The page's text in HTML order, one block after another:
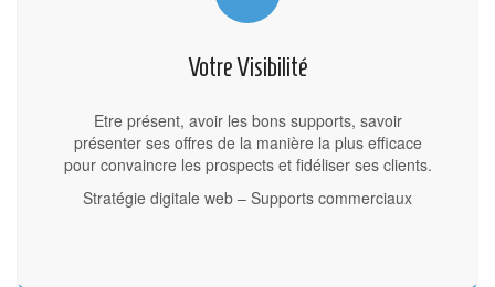
Votre Visibilité
Etre présent, avoir les bons supports, savoir
présenter ses offres de la manière la plus efficace
pour convaincre les prospects et fidéliser ses clients.
Stratégie digitale web – Supports commerciaux